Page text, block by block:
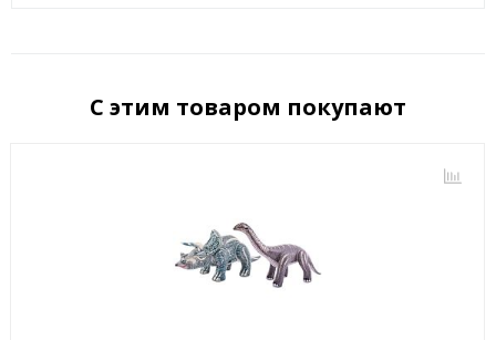
С этим товаром покупают